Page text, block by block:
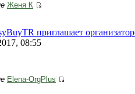
Женя К
приглашает
08:55
Elena-OrgPlus